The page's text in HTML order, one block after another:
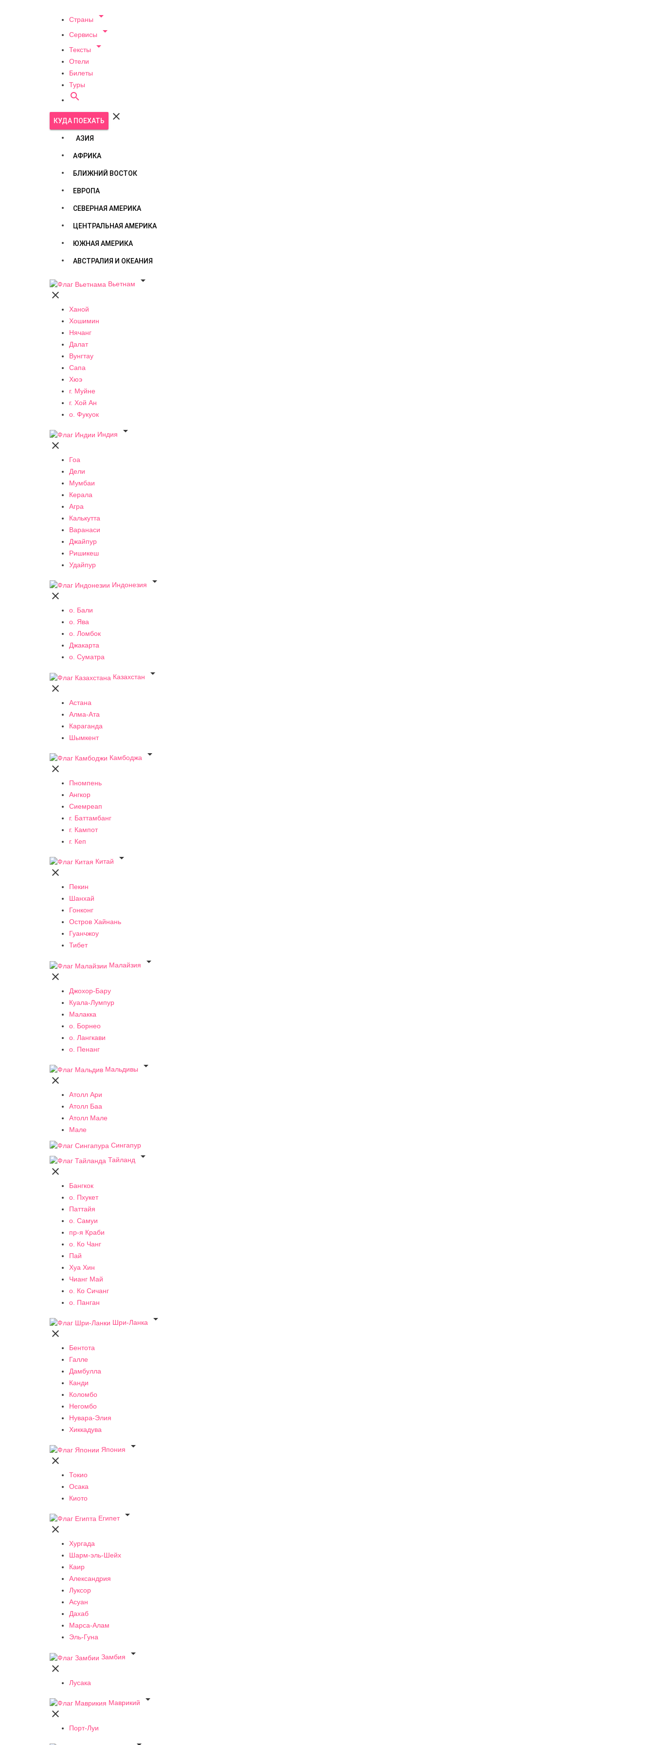
Страны 
Сервисы 
Тексты 
Отели
Билеты
Туры

КУДА ПОЕХАТЬ 
АЗИЯ
АФРИКА
БЛИЖНИЙ ВОСТОК
ЕВРОПА
СЕВЕРНАЯ АМЕРИКА
ЦЕНТРАЛЬНАЯ АМЕРИКА
ЮЖНАЯ АМЕРИКА
АВСТРАЛИЯ И ОКЕАНИЯ
Вьетнам


Ханой
Хошимин
Нячанг
Далат
Вунгтау
Сапа
Хюэ
г. Муйне
г. Хой Ан
о. Фукуок
Индия


Гоа
Дели
Мумбаи
Керала
Агра
Калькутта
Варанаси
Джайпур
Ришикеш
Удайпур
Индонезия


о. Бали
о. Ява
о. Ломбок
Джакарта
о. Суматра
Казахстан


Астана
Алма-Ата
Караганда
Шымкент
Камбоджа


Пномпень
Ангкор
Сиемреап
г. Баттамбанг
г. Кампот
г. Кеп
Китай


Пекин
Шанхай
Гонконг
Остров Хайнань
Гуанчжоу
Тибет
Малайзия


Джохор-Бару
Куала-Лумпур
Малакка
о. Борнео
о. Лангкави
о. Пенанг
Мальдивы


Атолл Ари
Атолл Баа
Атолл Мале
Мале
Сингапур
Тайланд


Бангкок
о. Пхукет
Паттайя
о. Самуи
пр-я Краби
о. Ко Чанг
Пай
Хуа Хин
Чианг Май
о. Ко Сичанг
о. Панган
Шри-Ланка


Бентота
Галле
Дамбулла
Канди
Коломбо
Негомбо
Нувара-Элия
Хиккадува
Япония


Токио
Осака
Киото
Египет


Хургада
Шарм-эль-Шейх
Каир
Александрия
Луксор
Асуан
Дахаб
Марса-Алам
Эль-Гуна
Замбия


Лусака
Маврикий


Порт-Луи